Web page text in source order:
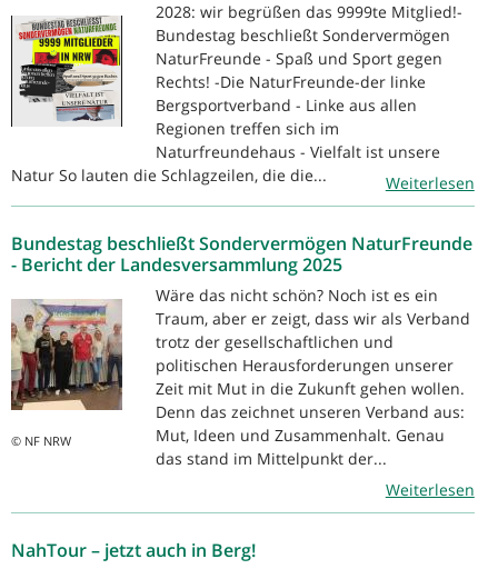
2028: wir begrüßen das 9999te Mitglied!-
Bundestag beschließt Sondervermögen
NaturFreunde - Spaß und Sport gegen
Rechts! -Die NaturFreunde-der linke
Bergsportverband - Linke aus allen
Regionen treffen sich im
Naturfreundehaus - Vielfalt ist unsere
Natur So lauten die Schlagzeilen, die die...
Weiterlesen
Bundestag beschließt Sondervermögen NaturFreunde
- Bericht der Landesversammlung 2025
© NF NRW
Wäre das nicht schön? Noch ist es ein
Traum, aber er zeigt, dass wir als Verband
trotz der gesellschaftlichen und
politischen Herausforderungen unserer
Zeit mit Mut in die Zukunft gehen wollen.
Denn das zeichnet unseren Verband aus:
Mut, Ideen und Zusammenhalt. Genau
das stand im Mittelpunkt der...
Weiterlesen
NahTour – jetzt auch in Berg!